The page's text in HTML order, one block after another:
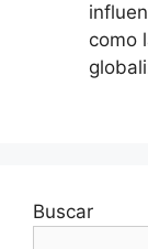
como
Buscar